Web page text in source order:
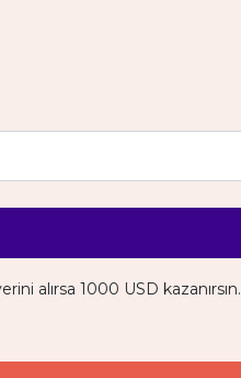
alırsa 1000 USD kazanırsın.